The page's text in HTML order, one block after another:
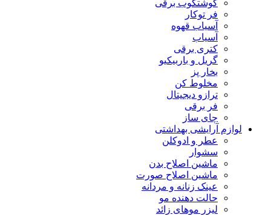
گوشتکوب برقی
فر توکار
آسیاب قهوه
آسیاب
کتری برقی
گریل و باربیکیو
بخار پز
مخلوط کن
ترازو دیجیتال
فر برقی
چای ساز
لوازم آرایشی بهداشتی
عطر و ادوکلن
سشوار
ماشین اصلاح بدن
ماشین اصلاح صورت
عینک زنانه و مردانه
حالت دهنده مو
لیزر موهای زائد